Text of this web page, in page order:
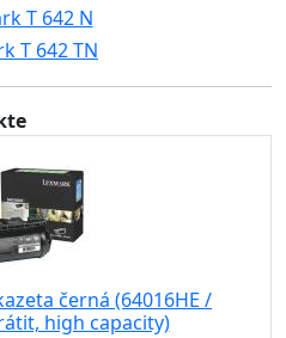
T 642 N
T 642 TN
černá (64016HE /
high capacity)